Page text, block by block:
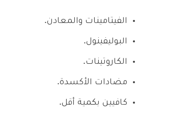
الفيتامينات والمعادن.
البوليفينول.
الكاروتينات.
مضادات الأكسدة.
كافيين بكمية أقل.